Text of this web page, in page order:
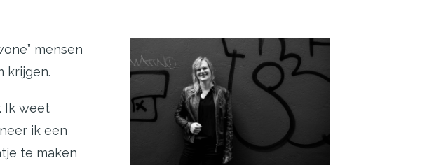
mensen
krijgen.
Ik weet
ik een
te maken